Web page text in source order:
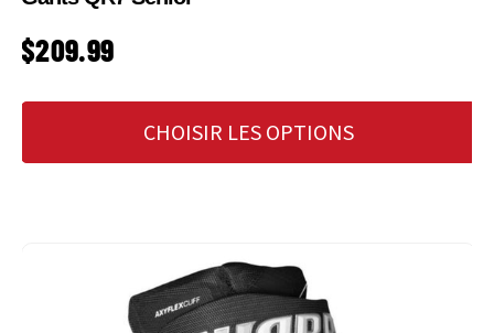
PRIX HABITUEL
$209.99
CHOISIR LES OPTIONS